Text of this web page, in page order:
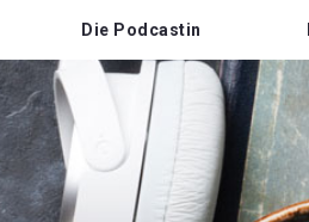
Die Podcastin